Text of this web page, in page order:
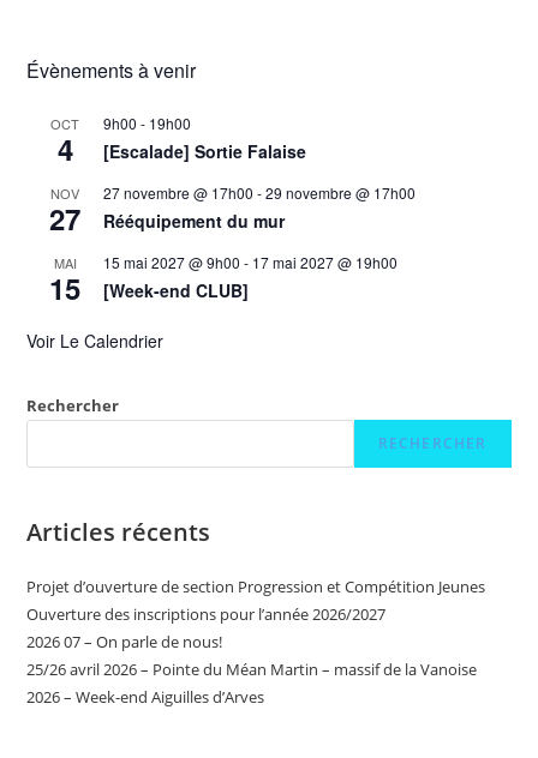
Évènements à venir
OCT
4
9h00 - 19h00
[Escalade] Sortie Falaise
NOV
27
27 novembre @ 17h00 -29 novembre @ 17h00
Rééquipement du mur
MAI
15
15 mai 2027 @ 9h00 - 17 mai 2027 @ 19h00
[Week-end CLUB]
Voir Le Calendrier
Rechercher
RECHERCHER
Articles récents
Projet d’ouverture de section Progression et Compétition Jeunes
Ouverture des inscriptions pour l’année 2026/2027
2026 07 – On parle de nous!
25/26 avril 2026 – Pointe du Méan Martin – massif de la Vanoise
2026 – Week-end Aiguilles d’Arves